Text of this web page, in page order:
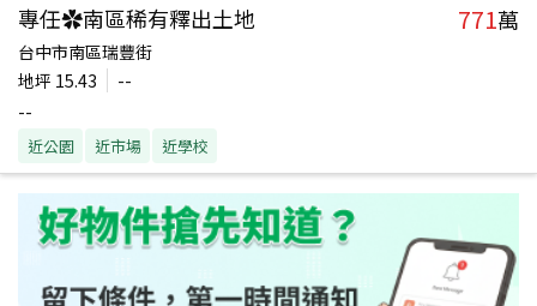
專任✿南區稀有釋出土地 771萬
台中市南區瑞豐街
地坪 15.43
--
--
近公園 近市場 近學校